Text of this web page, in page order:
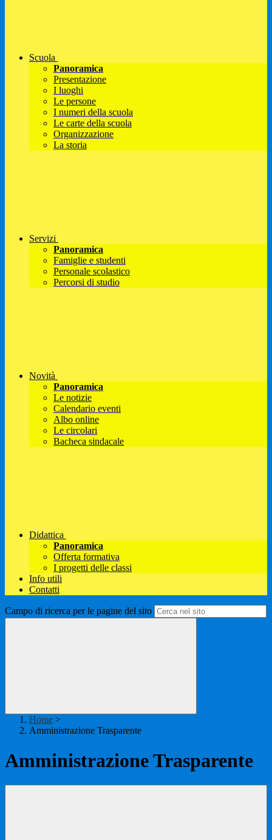
Scuola
Panoramica
Presentazione
I luoghi
Le persone
I numeri della scuola
Le carte della scuola
Organizzazione
La storia
Servizi
Panoramica
Famiglie e studenti
Personale scolastico
Percorsi di studio
Novità
Panoramica
Le notizie
Calendario eventi
Albo online
Le circolari
Bacheca sindacale
Didattica
Panoramica
Offerta formativa
I progetti delle classi
Info utili
Contatti
Campo di ricerca per le pagine del sito
Home >
Amministrazione Trasparente
Amministrazione Trasparente